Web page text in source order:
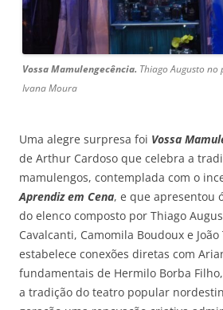
VossaMamulengecência. Thiago Augusto no
Ivana Moura
Uma alegre surpresa foi Vossa
de Arthur Cardoso que celebra a
mamulengos, contemplada com o
Aprendiz em Cena, e que apresentou
do elenco composto por Thiago
Cavalcanti, Camomila Boudoux e João
estabelece conexões diretas com
fundamentais de Hermilo Borba
a tradição do teatro popular